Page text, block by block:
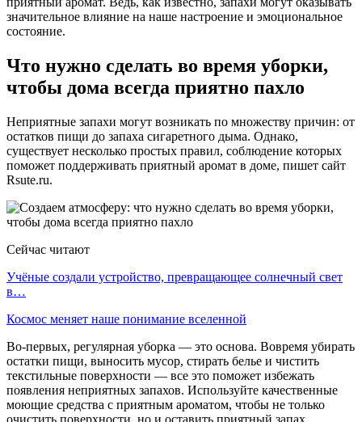
значительное влияние на наше настроение и эмоциональное
состояние.
Что нужно сделать во время уборки,
чтобы дома всегда приятно пахло
Неприятные запахи могут возникать по множеству причин: от
остатков пищи до запаха сигаретного дыма. Однако,
существует несколько простых правил, соблюдение которых
поможет поддерживать приятный аромат в доме, пишет сайт
Rsute.ru.
Сейчас читают
Учёные создали устройство, превращающее солнечный свет
в…
Космос меняет наше понимание вселенной
Во-первых, регулярная уборка — это основа. Вовремя убирать
остатки пищи, выносить мусор, стирать белье и чистить
текстильные поверхности — все это поможет избежать
появления неприятных запахов. Используйте качественные
моющие средства с приятным ароматом, чтобы не только
очистить поверхности, но и оставить приятный запах.